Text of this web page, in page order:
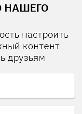
НАШЕГО
настроить
контент
друзьям